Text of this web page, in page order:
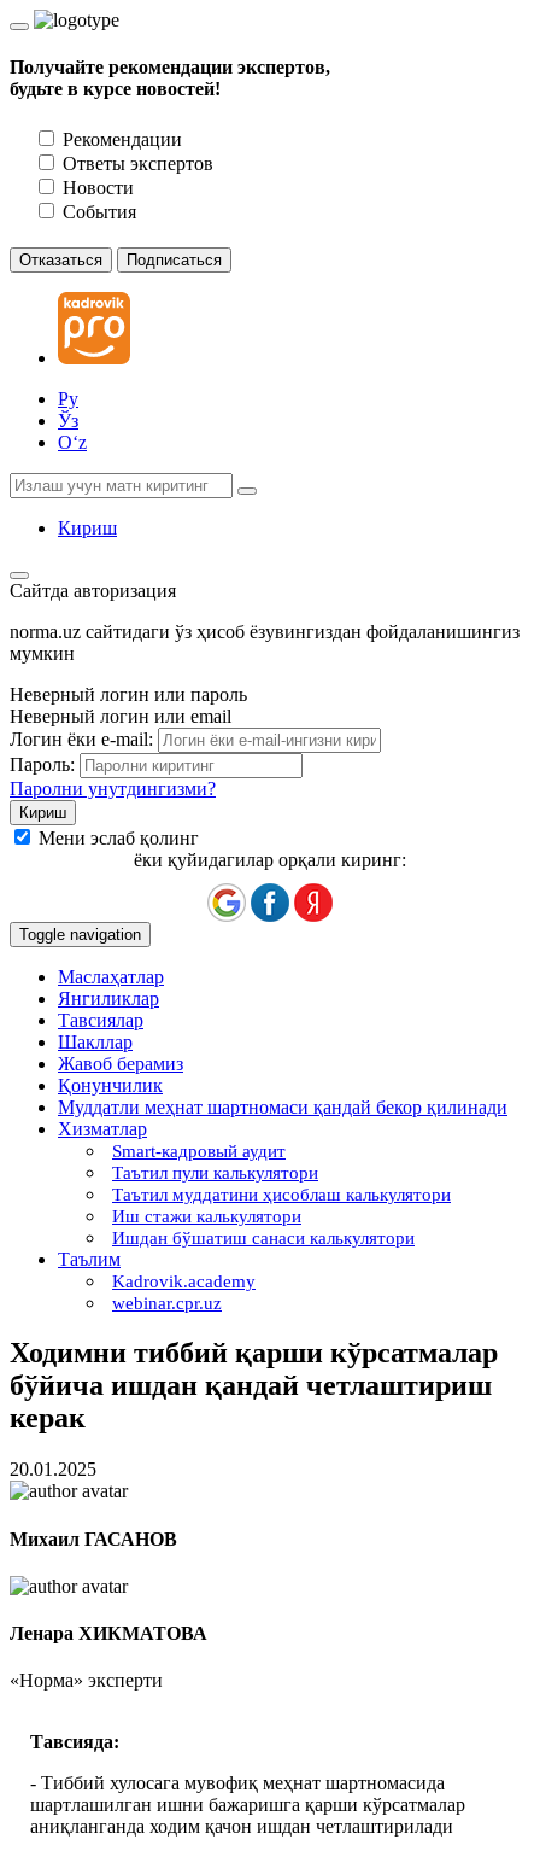
Получайте рекомендации экспертов,
будьте в курсе новостей!
Рекомендации
Ответы экспертов
Новости
События
Отказаться Подписаться
Ру
Ўз
Oʻz
Кириш
Сайтда авторизация
norma.uz сайтидаги ўз ҳисоб ёзувингиздан фойдаланишингиз
мумкин
Неверный логин или пароль
Неверный логин или email
Логин ёки e-mail:
Пароль:
Паролни унутдингизми?
Мени эслаб қолинг
ёки қуйидагилар орқали киринг:
Toggle navigation
Маслаҳатлар
Янгиликлар
Тавсиялар
Шакллар
Жавоб берамиз
Қонунчилик
Муддатли меҳнат шартномаси қандай бекор қилинади
Хизматлар
Smart-кадровый аудит
Таътил пули калькулятори
Таътил муддатини ҳисоблаш калькулятори
Иш стажи калькулятори
Ишдан бўшатиш санаси калькулятори
Таълим
Kadrovik.academy
webinar.cpr.uz
Ходимни тиббий қарши кўрсатмалар
бўйича ишдан қандай четлаштириш
керак
20.01.2025
Михаил ГАСАНОВ
Ленара ХИКМАТОВА
«Норма» эксперти
Тавсияда:
- Тиббий хулосага мувофиқ меҳнат шартномасида
шартлашилган ишни бажаришга қарши кўрсатмалар
аниқланганда ходим қачон ишдан четлаштирилади